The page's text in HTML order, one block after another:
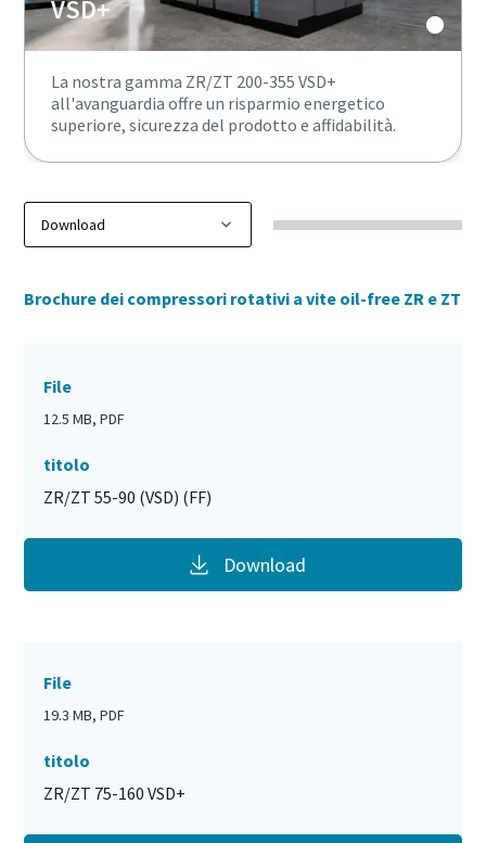
VSD+
La nostra gamma ZR/ZT 200-355 VSD+
all'avanguardia offre un risparmio energetico
superiore, sicurezza del prodotto e affidabilità.
Brochure dei compressori rotativi a vite oil-free ZR e ZT
File
12.5 MB, PDF
titolo
ZR/ZT 55-90 (VSD) (FF)
Download
File
19.3 MB, PDF
titolo
ZR/ZT 75-160 VSD+